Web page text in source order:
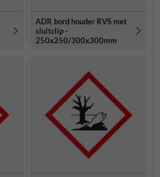
ADR bord houder RVS met
sluitclip -
250x250/300x300mm